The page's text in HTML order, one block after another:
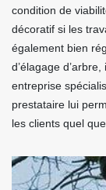
condition de
décoratif si les
également bien
d’élagage
entreprise
prestataire lui
les clients quel